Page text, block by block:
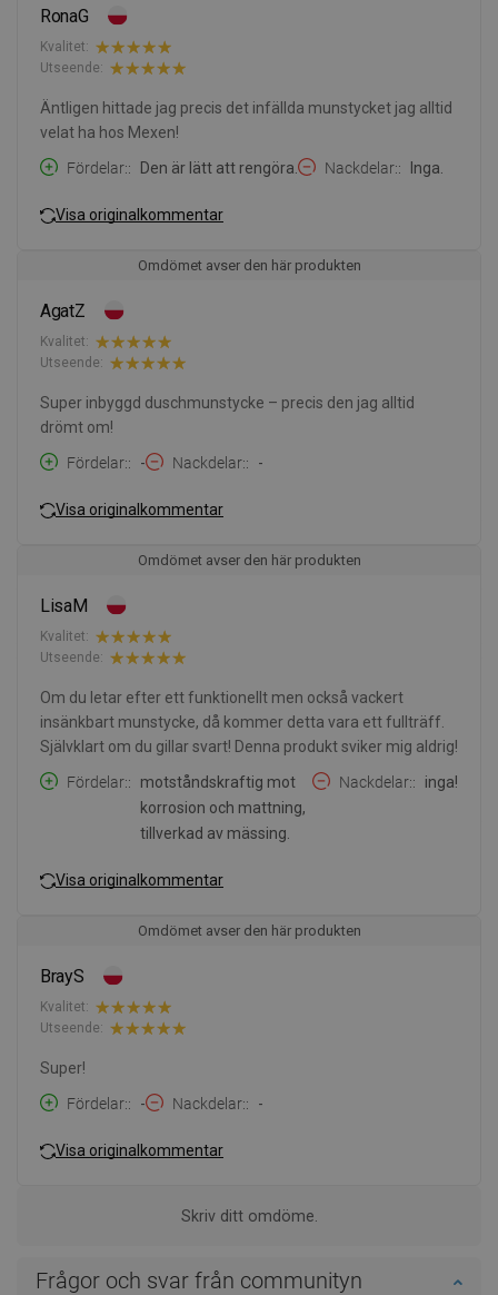
RonaG
Kvalitet:
Utseende:
Äntligen hittade jag precis det infällda munstycket jag alltid
velat ha hos Mexen!
Fördelar:
Den är lätt att rengöra. Nackdelar: Inga.
Visa originalkommentar
Omdömet avser den här produkten
AgatZ
Kvalitet:
Utseende:
Super inbyggd duschmunstycke – precis den jag alltid
drömt om!
Fördelar:
- Nackdelar: -
Visa originalkommentar
Omdömet avser den här produkten
LisaM
Kvalitet:
Utseende:
Om du letar efter ett funktionellt men också vackert
insänkbart munstycke, då kommer detta vara ett fullträff.
Självklart om du gillar svart! Denna produkt sviker mig aldrig!
Fördelar:
motståndskraftig mot
korrosion och mattning,
tillverkad av mässing.
Nackdelar: inga!
Visa originalkommentar
Omdömet avser den här produkten
BrayS
Kvalitet:
Utseende:
Super!
Fördelar:
- Nackdelar: -
Visa originalkommentar
Skriv ditt omdöme.
Frågor och svar från communityn